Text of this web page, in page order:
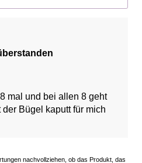
mal und bei allen 8 geht
Bügel kaputt für mich
nachvollziehen, ob das Produkt, das